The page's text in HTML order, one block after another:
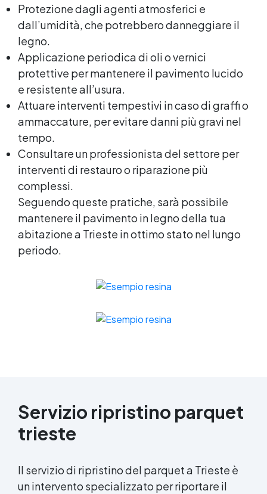
Protezione dagli agenti atmosferici e
dall’umidità, che potrebbero danneggiare il
legno.
Applicazione periodica di oli o vernici
protettive per mantenere il pavimento lucido
e resistente all’usura.
Attuare interventi tempestivi in caso di graffi o
ammaccature, per evitare danni più gravi nel
tempo.
Consultare un professionista del settore per
interventi di restauro o riparazione più
complessi.
Seguendo queste pratiche, sarà possibile
mantenere il pavimento in legno della tua
abitazione a Trieste in ottimo stato nel lungo
periodo.
Servizio ripristino parquet
trieste
Il servizio di ripristino del parquet a Trieste è
un intervento specializzato per riportare il